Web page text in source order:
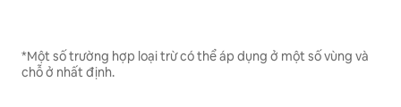
*Một số trường hợp loại trừ có thể áp dụng ở một số vùng và
chỗ ở nhất định.